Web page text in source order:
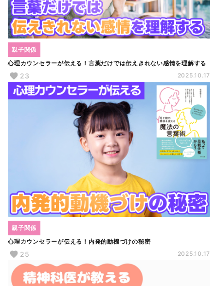
心理カウンセラーが伝える！言葉だけでは伝えきれない感情を理解する
親子関係
23 2025.10.17
心理カウンセラーが伝える！内発的動機づけの秘密
親子関係
25 2025.10.17